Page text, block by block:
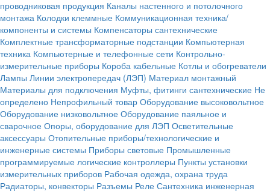
проводниковая продукция Каналы настенного и потолочного
монтажа Колодки клеммные Коммуникационная техника/
компоненты и системы Компенсаторы сантехнические
Комплектные трансформаторные подстанции Компьютерная
техника Компьютерные и телефонные сети Контрольно-
измерительные приборы Короба кабельные Котлы и обогреватели
Лампы Линии электропередач (ЛЭП) Материал монтажный
Материалы для подключения Муфты, фитинги сантехнические Не
определено Непрофильный товар Оборудование высоковольтное
Оборудование низковольтное Оборудование паяльное и
сварочное Опоры, оборудование для ЛЭП Осветительные
аксессуары Отопительные приборы/технологические и
инженерные системы Приборы световые Промышленные
программируемые логические контроллеры Пункты установки
измерительных приборов Рабочая одежда, охрана труда
Радиаторы, конвекторы Разъемы Реле Сантехника инженерная